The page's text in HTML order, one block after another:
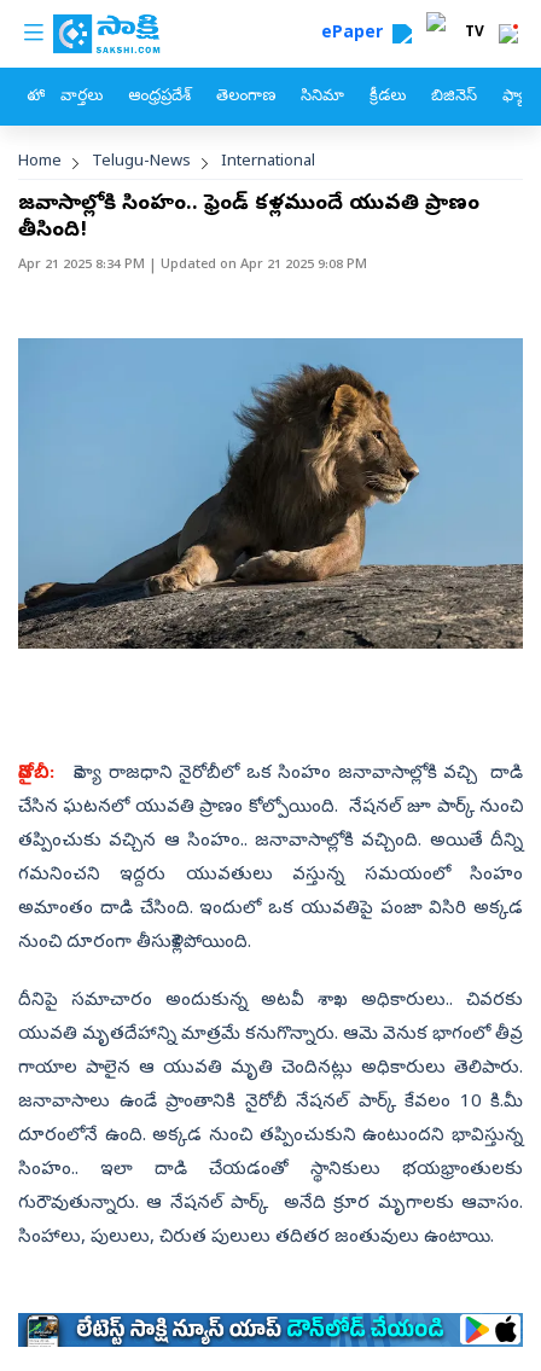
Skip to main content
custom menu ePaper TV
హోం వార్తలు ఆంధ్రప్రదేశ్ తెలంగాణ సినిమా క్రీడలు బిజినెస్
Breadcrumb
Home Telugu-News International
జనావాసాల్లోకి సింహం.. ఫ్రెండ్‌ కళ్లముందే యువతి ప్రాణం
తీసింది!
Apr 21 2025 8:34 PM | Updated on Apr 21 2025 9:08 PM
నైరోబీ:
కెన్యా రాజధాని నైరోబీలో ఒక సింహం జనావాసాల్లోకి వచ్చి దాడి
చేసిన ఘటనలో యువతి ప్రాణం కోల్పోయింది. నేషనల్ జూ పార్క్ నుంచి
తప్పించుకు వచ్చిన ఆ సింహం.. జనావాసాల్లోకి వచ్చింది. అయితే దీన్ని
గమనించని ఇద్దరు యువతులు వస్తున్న సమయంలో సింహం
అమాంతం దాడి చేసింది. ఇందులో ఒక యువతిపై పంజా విసిరి అక్కడ
నుంచి దూరంగా తీసుకెళ్లిపోయింది.
దీనిపై సమాచారం అందుకున్న అటవీ శాఖ అధికారులు.. చివరకు
యువతి మృతదేహాన్ని మాత్రమే కనుగొన్నారు. ఆమె వెనుక భాగంలో తీవ్ర
గాయాల పాలైన ఆ యువతి మృతి చెందినట్లు అధికారులు తెలిపారు.
జనావాసాలు ఉండే ప్రాంతానికి నైరోబీ నేషనల్ పార్క్ కేవలం 10 కి.మీ
దూరంలోనే ఉంది. అక్కడ నుంచి తప్పించుకుని ఉంటుందని భావిస్తున్న
సింహం.. ఇలా దాడి చేయడంతో స్థానికులు భయభ్రాంతులకు
గురౌవుతున్నారు. ఆ నేషనల్ పార్క్ అనేది క్రూర మృగాలకు ఆవాసం.
సింహాలు, పులులు, చిరుత పులులు తదితర జంతువులు ఉంటాయి.